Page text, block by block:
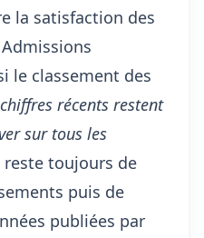
la satisfaction des
le classement des
récents restent
sur tous les
toujours de
puis de
publiées par